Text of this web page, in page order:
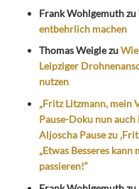
Frank Wohlgemuthzu
entbehrlich machen
Thomas Weiglezu
Leipziger
nutzen
„Fritz Litzmann, mein
Pause-Doku nun
Aljoscha Pause zu
„Etwas Besseres
passieren!“